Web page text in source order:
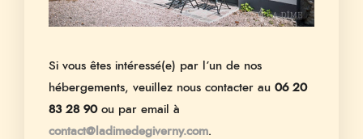
Si vous êtes intéressé(e) par l’un de nos
hébergements, veuillez nous contacter au 06 20
83 28 90 ou par email à
contact@ladimedegiverny.com.